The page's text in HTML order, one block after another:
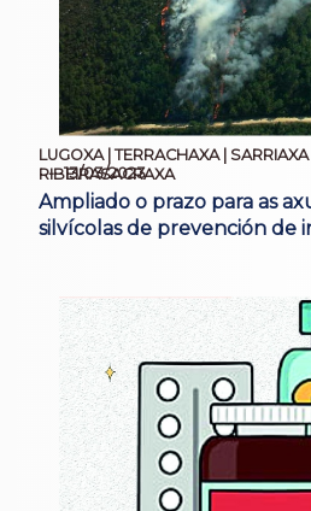
LUGOXA | TERRACHAXA | SARRIAXA
RIBEIRASACRAXA
13/03/2023
Ampliado o prazo para as
silvícolas de prevención de